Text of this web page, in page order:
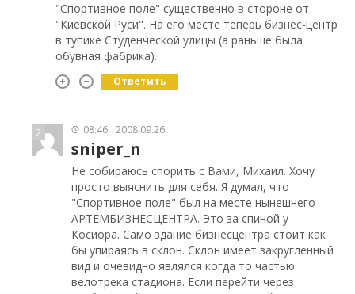
"Спортивное поле" существенно в стороне от
"Киевской Руси". На его месте теперь бизнес-центр
в тупике Студенческой улицы (а раньше была
обувная фабрика).
Ответить
2 08:46 2008.09.26
sniper_n
Не собираюсь спорить с Вами, Михаил. Хочу
просто выяснить для себя. Я думал, что
"Спортивное поле" был на месте нынешнего
АРТЕМБИЗНЕСЦЕНТРА. Это за спиной у
Косиора. Само здание бизнесцентра стоит как
бы упираясь в склон. Склон имеет закругленный
вид и очевидно являлся когда то частью
велотрека стадиона. Если перейти через